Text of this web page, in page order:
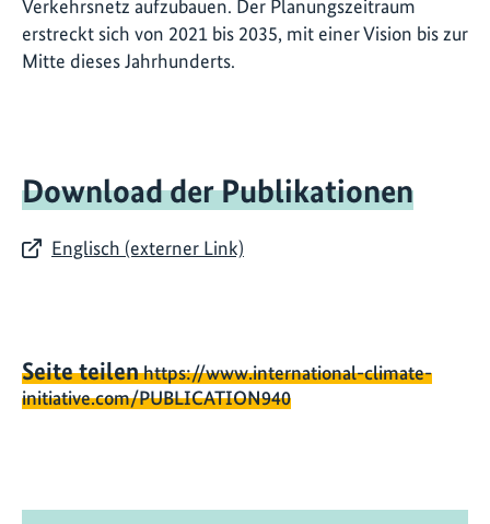
Verkehrsnetz aufzubauen. Der Planungszeitraum
erstreckt sich von 2021 bis 2035, mit einer Vision bis zur
Mitte dieses Jahrhunderts.
Download der Publikationen
Englisch (externer Link)
Seite teilenhttps://www.international-climate-
initiative.com/PUBLICATION940